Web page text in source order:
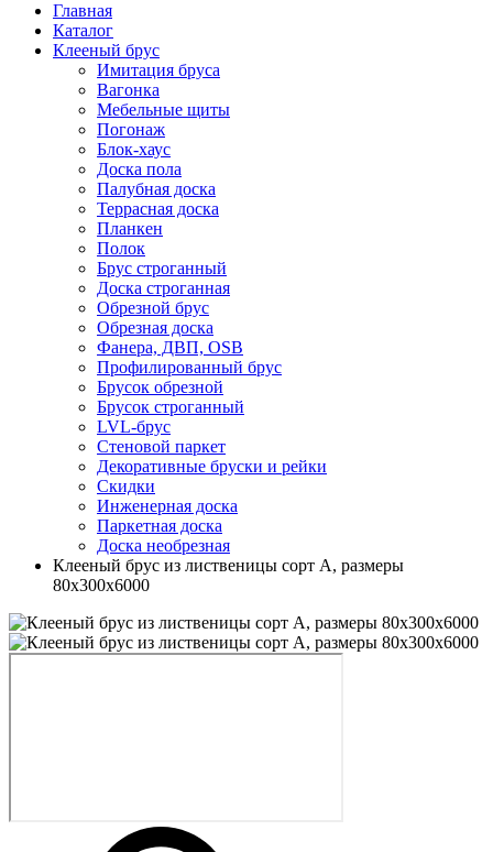
Главная
Каталог
Клееный брус
Имитация бруса
Вагонка
Мебельные щиты
Погонаж
Блок-хаус
Доска пола
Палубная доска
Террасная доска
Планкен
Полок
Брус строганный
Доска строганная
Обрезной брус
Обрезная доска
Фанера, ДВП, OSB
Профилированный брус
Брусок обрезной
Брусок строганный
LVL-брус
Стеновой паркет
Декоративные бруски и рейки
Скидки
Инженерная доска
Паркетная доска
Доска необрезная
Клееный брус из лиственицы сорт А, размеры
80х300х6000